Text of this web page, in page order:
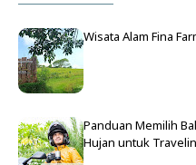
Wisata Alam Fina
Panduan Memilih
Hujan untuk